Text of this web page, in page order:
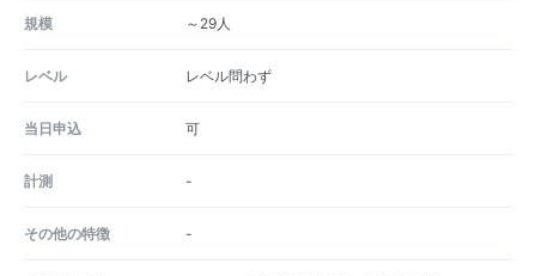
規模 ～29人
レベル レベル問わず
当日申込 可
計測 -
その他の特徴 -